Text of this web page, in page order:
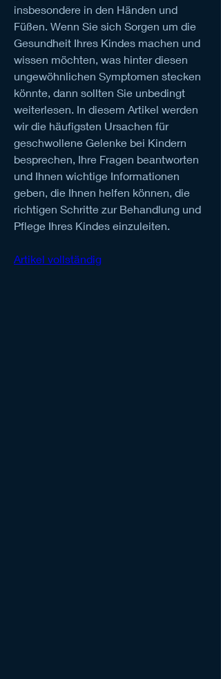
insbesondere in den Händen und
Füßen. Wenn Sie sich Sorgen um die
Gesundheit Ihres Kindes machen und
wissen möchten, was hinter diesen
ungewöhnlichen Symptomen stecken
könnte, dann sollten Sie unbedingt
weiterlesen. In diesem Artikel werden
wir die häufigsten Ursachen für
geschwollene Gelenke bei Kindern
besprechen, Ihre Fragen beantworten
und Ihnen wichtige Informationen
geben, die Ihnen helfen können, die
richtigen Schritte zur Behandlung und
Pflege Ihres Kindes einzuleiten.
Artikel vollständig